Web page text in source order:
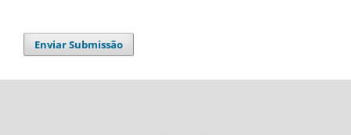
Enviar Submissão